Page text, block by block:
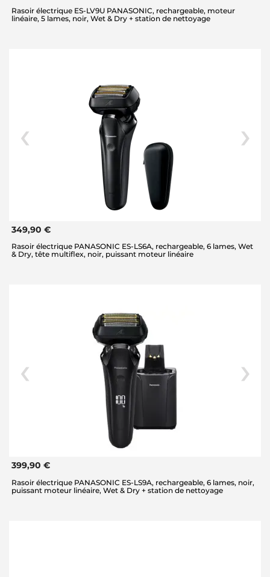
Rasoir électrique ES-LV9U PANASONIC, rechargeable, moteur
linéaire, 5 lames, noir, Wet & Dry + station de nettoyage
349,90 €
Rasoir électrique PANASONIC ES-LS6A, rechargeable, 6 lames, Wet
& Dry, tête multiflex, noir, puissant moteur linéaire
399,90 €
Rasoir électrique PANASONIC ES-LS9A, rechargeable, 6 lames, noir,
puissant moteur linéaire, Wet & Dry + station de nettoyage